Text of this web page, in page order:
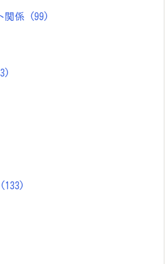
関係 (99)
(133)